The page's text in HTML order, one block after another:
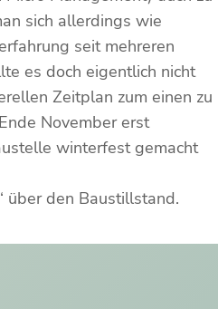
sich allerdings wie
seit mehreren
es doch eigentlich nicht
Zeitplan zum einen zu
November erst
winterfest gemacht
über den Baustillstand.